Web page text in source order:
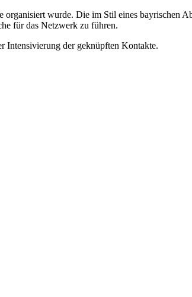
organisiert wurde. Die im Stil eines bayrischen
für das Netzwerk zu führen.
Intensivierung der geknüpften Kontakte.